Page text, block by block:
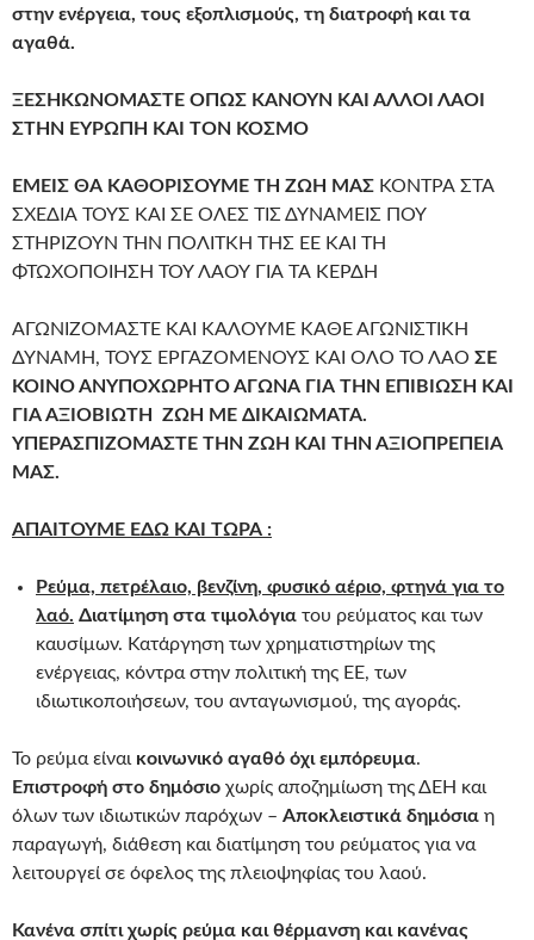
στην ενέργεια, τους εξοπλισμούς, τη διατροφή και τα
αγαθά.
ΞΕΣΗΚΩΝΟΜΑΣΤΕ ΟΠΩΣ ΚΑΝΟΥΝ ΚΑΙ ΑΛΛΟΙ ΛΑΟΙ
ΣΤΗΝ ΕΥΡΩΠΗ ΚΑΙ ΤΟΝ ΚΟΣΜΟ
ΕΜΕΙΣ ΘΑ ΚΑΘΟΡΙΣΟΥΜΕ ΤΗ ΖΩΗ ΜΑΣ ΚΟΝΤΡΑ ΣΤΑ
ΣΧΕΔΙΑ ΤΟΥΣ ΚΑΙ ΣΕ ΟΛΕΣ ΤΙΣ ΔΥΝΑΜΕΙΣ ΠΟΥ
ΣΤΗΡΙΖΟΥΝ ΤΗΝ ΠΟΛΙΤΚΗ ΤΗΣ ΕΕ ΚΑΙ ΤΗ
ΦΤΩΧΟΠΟΙΗΣΗ ΤΟΥ ΛΑΟΥ ΓΙΑ ΤΑ ΚΕΡΔΗ
ΑΓΩΝΙΖΟΜΑΣΤΕ ΚΑΙ ΚΑΛΟΥΜΕ ΚΑΘΕ ΑΓΩΝΙΣΤΙΚΗ
ΔΥΝΑΜΗ, ΤΟΥΣ ΕΡΓΑΖΟΜΕΝΟΥΣ ΚΑΙ ΟΛΟ ΤΟ ΛΑΟ ΣΕ
ΚΟΙΝΟ ΑΝΥΠΟΧΩΡΗΤΟ ΑΓΩΝΑ ΓΙΑ ΤΗΝ ΕΠΙΒΙΩΣΗ ΚΑΙ
ΓΙΑ ΑΞΙΟΒΙΩΤΗ ΖΩΗ ΜΕ ΔΙΚΑΙΩΜΑΤΑ.
ΥΠΕΡΑΣΠΙΖΟΜΑΣΤΕ ΤΗΝ ΖΩΗ ΚΑΙ ΤΗΝ ΑΞΙΟΠΡΕΠΕΙΑ
ΜΑΣ.
ΑΠΑΙΤΟΥΜΕ ΕΔΩ ΚΑΙ ΤΩΡΑ :
Ρεύμα, πετρέλαιο, βενζίνη, φυσικό αέριο, φτηνά για το
λαό. Διατίμηση στα τιμολόγια του ρεύματος και των
καυσίμων. Κατάργηση των χρηματιστηρίων της
ενέργειας, κόντρα στην πολιτική της ΕΕ, των
ιδιωτικοποιήσεων, του ανταγωνισμού, της αγοράς.
Το ρεύμα είναι κοινωνικό αγαθό όχι εμπόρευμα.
Επιστροφή στο δημόσιο χωρίς αποζημίωση της ΔΕΗ και
όλων των ιδιωτικών παρόχων – Αποκλειστικά δημόσια η
παραγωγή, διάθεση και διατίμηση του ρεύματος για να
λειτουργεί σε όφελος της πλειοψηφίας του λαού.
Κανένα σπίτι χωρίς ρεύμα και θέρμανση και κανένας